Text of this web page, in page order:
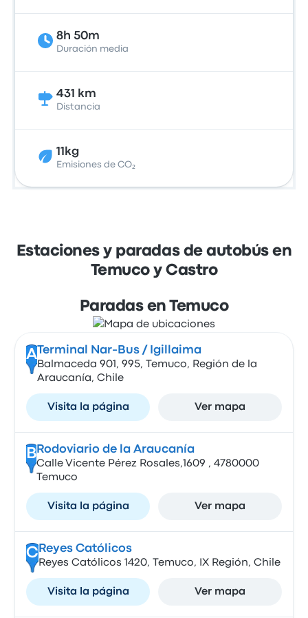
8h 50m
Duración media
431 km
Distancia
11kg
Emisiones de CO₂
Estaciones y paradas de autobús en
Temuco y Castro
Paradas en Temuco
A Terminal Nar-Bus / Igillaima
Balmaceda 901, 995, Temuco, Región de la
Araucanía, Chile
Visita la página Ver mapa
B Rodoviario de la Araucanía
Calle Vicente Pérez Rosales,1609 , 4780000
Temuco
Visita la página Ver mapa
CReyes Católicos
Reyes Católicos 1420, Temuco, IX Región, Chile
Visita la página Ver mapa